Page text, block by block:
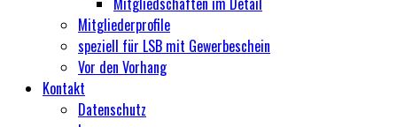
Mitgliederprofile
speziell für LSB mit Gewerbeschein
Vor den Vorhang
Kontakt
Datenschutz